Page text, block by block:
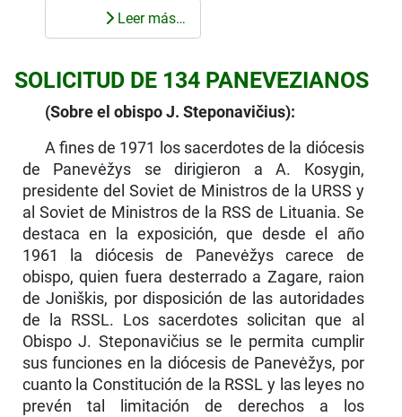
Leer más…
SOLICITUD DE 134 PANEVEZIANOS
(Sobre el obispo J. Steponavičius):
A fines de 1971 los sacerdotes de la diócesis
de Panevėžys se dirigieron a A. Kosygin,
presidente del Soviet de Ministros de la URSS y
al Soviet de Ministros de la RSS de Lituania. Se
destaca en la exposición, que desde el año
1961 la diócesis de Panevėžys carece de
obispo, quien fuera desterrado a Zagare, raion
de Joniškis, por disposición de las autoridades
de la RSSL. Los sacerdotes solicitan que al
Obispo J. Steponavičius se le permita cumplir
sus funciones en la diócesis de Panevėžys, por
cuanto la Constitución de la RSSL y las leyes no
prevén tal limitación de derechos a los